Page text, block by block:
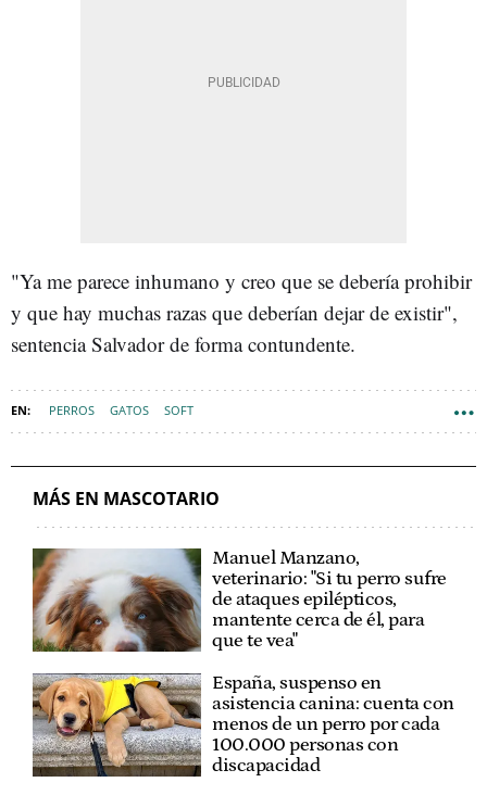
"Ya me parece inhumano y creo que se debería prohibir
y que hay muchas razas que deberían dejar de existir",
sentencia Salvador de forma contundente.
PERROS GATOS SOFT
MÁS EN MASCOTARIO
Manuel Manzano,
veterinario: "Si tu perro sufre
de ataques epilépticos,
mantente cerca de él, para
que te vea"
España, suspenso en
asistencia canina: cuenta con
menos de un perro por cada
100.000 personas con
discapacidad